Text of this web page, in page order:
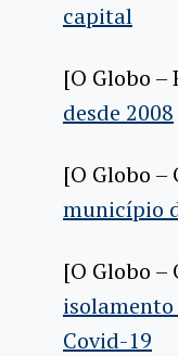
capital
[O Globo –
desde 2008
[O Globo –
município
[O Globo –
isolamento
Covid-19